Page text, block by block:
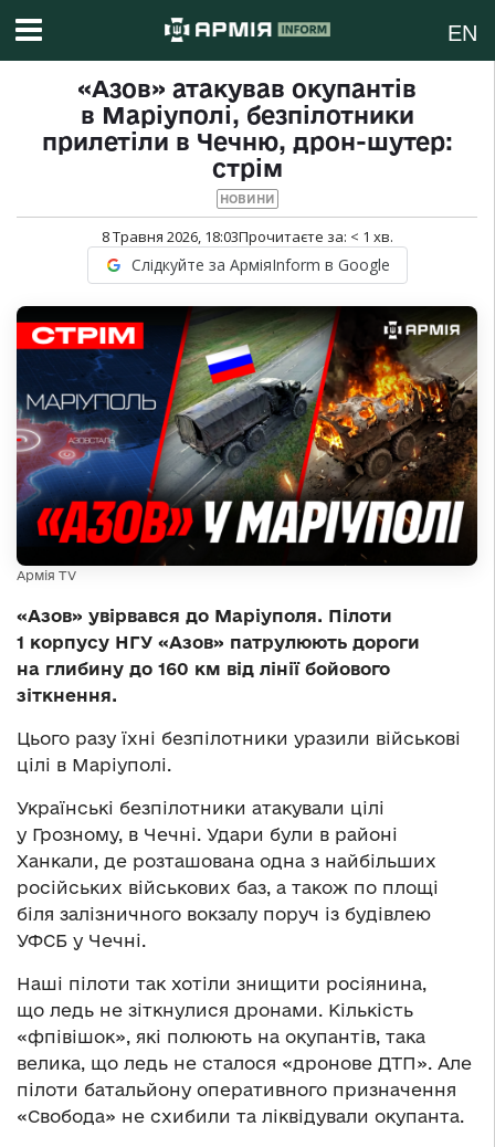
EN
«Азов» атакував окупантів
в Маріуполі, безпілотники
прилетіли в Чечню, дрон-шутер:
стрім
НОВИНИ
8 Травня 2026, 18:03Прочитаєте за: < 1 хв.
Слідкуйте за АрміяInform в Google
Армія TV
«Азов» увірвався до Маріуполя. Пілоти
1 корпусу НГУ «Азов» патрулюють дороги
на глибину до 160 км від лінії бойового
зіткнення.
Цього разу їхні безпілотники уразили військові
цілі в Маріуполі.
Українські безпілотники атакували цілі
у Грозному, в Чечні. Удари були в районі
Ханкали, де розташована одна з найбільших
російських військових баз, а також по площі
біля залізничного вокзалу поруч із будівлею
УФСБ у Чечні.
Наші пілоти так хотіли знищити росіянина,
що ледь не зіткнулися дронами. Кількість
«фпівішок», які полюють на окупантів, така
велика, що ледь не сталося «дронове ДТП». Але
пілоти батальйону оперативного призначення
«Свобода» не схибили та ліквідували окупанта.